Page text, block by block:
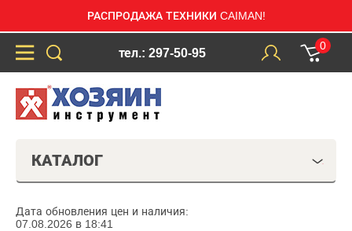
РАСПРОДАЖА ТЕХНИКИ CAIMAN!
тел.: 297-50-95
0
КАТАЛОГ
Дата обновления цен и наличия:
07.08.2026 в 18:41